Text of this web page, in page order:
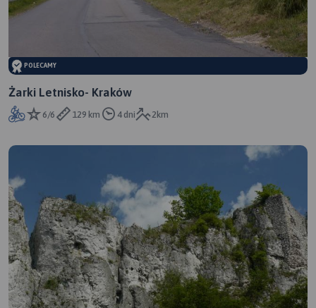
POLECAMY
Żarki Letnisko- Kraków
6/6 129 km 4 dni 2km